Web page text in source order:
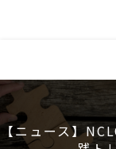
コ
ン
テ
【ニュース】